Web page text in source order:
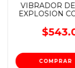
VIBRADOR
EXPLOSION